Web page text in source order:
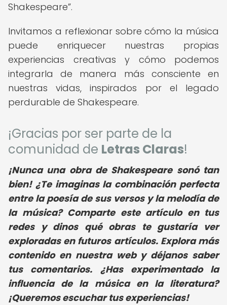
Shakespeare .
Invitamos a reflexionar sobre cómo la música
puede enriquecer nuestras propias
experiencias creativas y cómo podemos
integrarla de manera más consciente en
nuestras vidas, inspirados por el legado
perdurable de Shakespeare.
¡Gracias por ser parte de la
comunidad de Letras Claras!
¡Nunca una obra de Shakespeare sonó tan
bien! ¿Te imaginas la combinación perfecta
entre la poesía de sus versos y la melodía de
la música? Comparte este artículo en tus
redes y dinos qué obras te gustaría ver
exploradas en futuros artículos. Explora más
contenido en nuestra web y déjanos saber
tus comentarios. ¿Has experimentado la
influencia de la música en la literatura?
¡Queremos escuchar tus experiencias!